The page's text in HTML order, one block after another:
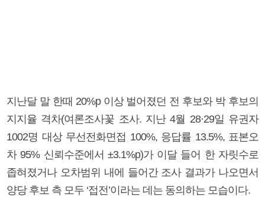
지난달 말 한때 20%p 이상 벌어졌던 전 후보와 박 후보의
지지율 격차(여론조사꽃 조사. 지난 4월 28·29일 유권자
1002명 대상 무선전화면접 100%, 응답률 13.5%, 표본오
차 95% 신뢰수준에서 ±3.1%p)가 이달 들어 한 자릿수로
좁혀졌거나 오차범위 내에 들어간 조사 결과가 나오면서
양당 후보 측 모두 ‘접전’이라는 데는 동의하는 모습이다.